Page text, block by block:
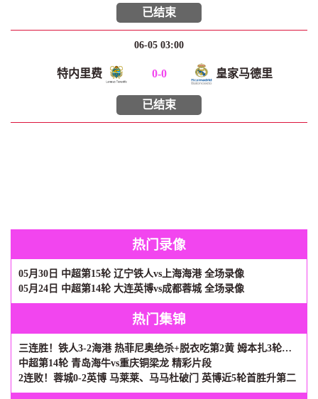
已结束
06-05 03:00
特内里费 0-0 皇家马德里
已结束
热门录像
05月30日 中超第15轮 辽宁铁人vs上海海港 全场录像
05月24日 中超第14轮 大连英博vs成都蓉城 全场录像
热门集锦
三连胜！铁人3-2海港 热菲尼奥绝杀+脱衣吃第2黄 姆本扎3轮轰6球
中超第14轮 青岛海牛vs重庆铜梁龙 精彩片段
2连败！蓉城0-2英博 马莱莱、马马杜破门 英博近5轮首胜升第二